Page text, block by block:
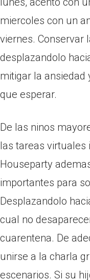
miercoles con un
viernes. Conservar
desplazandolo
mitigar la ansiedad
que esperar.
De las ninos
las tareas virtuales
Houseparty
importantes para
Desplazandolo
cual no
cuarentena. De
unirse a la charla
escenarios. Si su